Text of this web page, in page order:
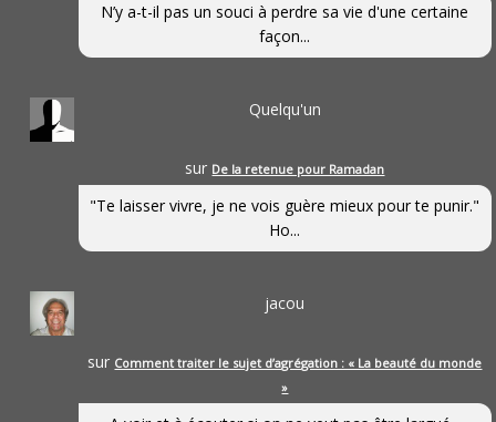
N’y a-t-il pas un souci à perdre sa vie d'une certaine
façon...
Quelqu'un
sur De la retenue pour Ramadan
"Te laisser vivre, je ne vois guère mieux pour te punir."
Ho...
jacou
sur Comment traiter le sujet d’agrégation : « La beauté du monde
»